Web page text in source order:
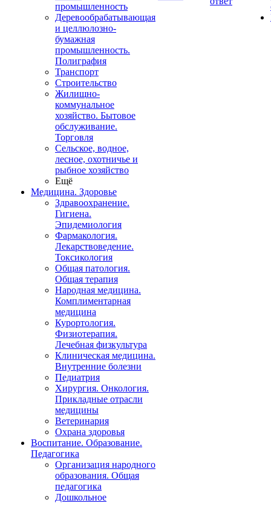
промышленность
Деревообрабатывающая
и целлюлозно-
бумажная
промышленность.
Полиграфия
Транспорт
Строительство
Жилищно-
коммунальное
хозяйство. Бытовое
обслуживание.
Торговля
Сельское, водное,
лесное, охотничье и
рыбное хозяйство
Ещё
Медицина. Здоровье
Здравоохранение.
Гигиена.
Эпидемиология
Фармакология.
Лекарствоведение.
Токсикология
Общая патология.
Общая терапия
Народная медицина.
Комплиментарная
медицина
Курортология.
Физиотерапия.
Лечебная физкультура
Клиническая медицина.
Внутренние болезни
Педиатрия
Хирургия. Онкология.
Прикладные отрасли
медицины
Ветеринария
Охрана здоровья
Воспитание. Образование.
Педагогика
Организация народного
образования. Общая
педагогика
Дошкольное